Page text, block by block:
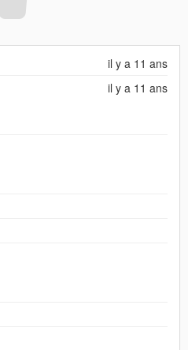
il y a 11 ans
il y a 11 ans